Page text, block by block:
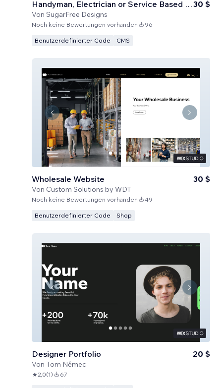
Handyman, Electrician or Service Based Business
Von SugarFree Designs
30 $
Noch keine Bewertungen vorhanden 96
Benutzerdefinierter Code CMS
Wholesale Website
Von Custom Solutions by WDT
30 $
Noch keine Bewertungen vorhanden 49
Benutzerdefinierter Code Shop
Designer Portfolio
Von Tom Němec
20 $
2,0(1) 67